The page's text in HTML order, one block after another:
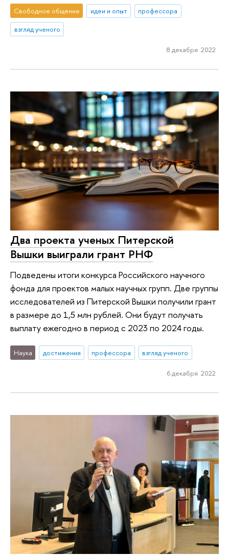
Свободное общение идеи и опыт
профессора
взгляд ученого
8 декабря 2022
Два проекта ученых Питерской
Вышки выиграли грант РНФ
Подведены итоги конкурса Российского научного
фонда для проектов малых научных групп. Две группы
исследователей из Питерской Вышки получили грант
в размере до 1,5 млн рублей. Они будут получать
выплату ежегодно в период с 2023 по 2024 годы.
Наука достижения профессора взгляд ученого
6 декабря 2022